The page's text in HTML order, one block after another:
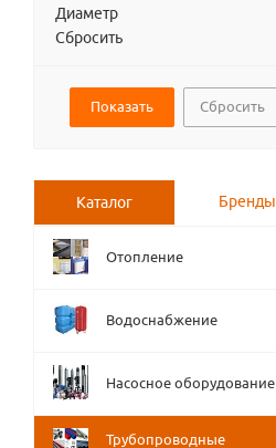
Диаметр
Сбросить
Сбросить
Каталог Бренды
Отопление
Водоснабжение
Насосное оборудование
Трубопроводные